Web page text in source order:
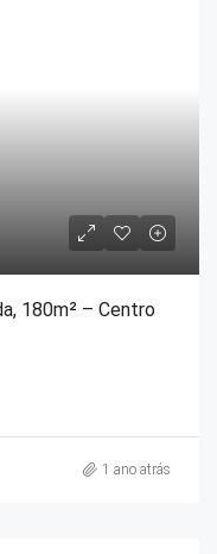
180m² – Centro
1 ano atrás